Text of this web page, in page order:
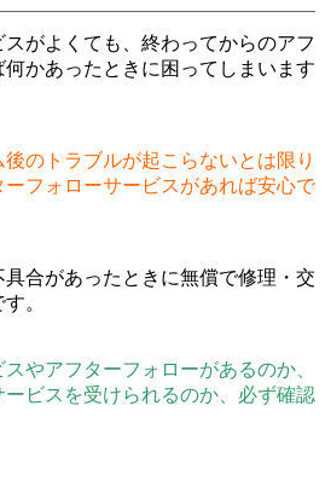
がよくても、終わってからのアフ
かあったときに困ってしまいます
のトラブルが起こらないとは限り
ーフォローサービスがあれば安心で
合があったときに無償で修理・交
。
やアフターフォローがあるのか、
ービスを受けられるのか、必ず確認